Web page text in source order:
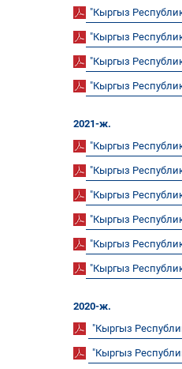
"Кыргыз
"Кыргыз
"Кыргыз
"Кыргыз
2021-ж.
"Кыргыз
"Кыргыз
"Кыргыз
"Кыргыз
"Кыргыз
"Кыргыз
2020-ж.
"Кыргыз
"Кыргыз